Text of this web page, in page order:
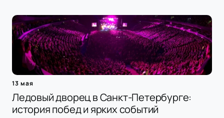
13 мая
Ледовый дворец в Санкт-Петербурге:
история побед и ярких событий